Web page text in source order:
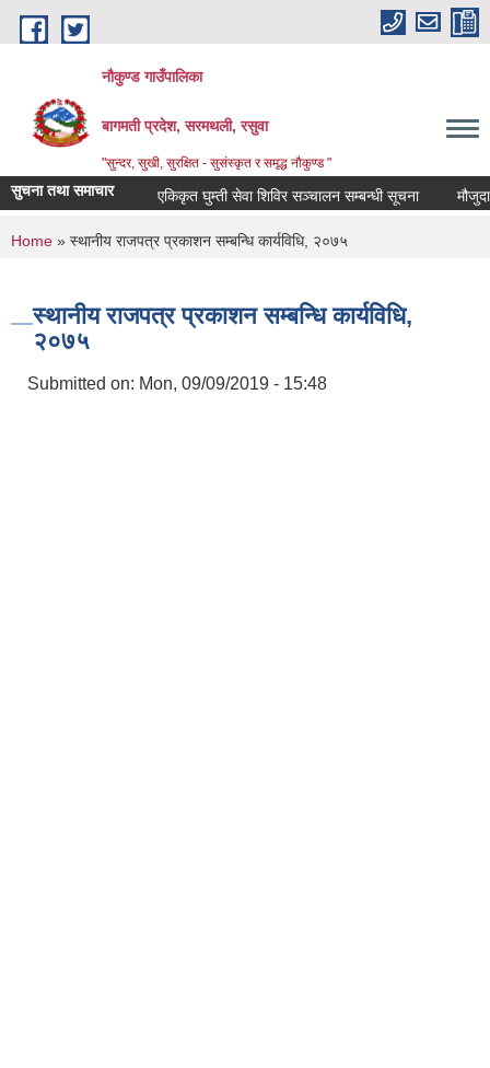
Skip to main content
नौकुण्ड गाउँपालिका
बागमती प्रदेश, सरमथली, रसुवा
"सुन्दर, सुखी, सुरक्षित - सुसंस्कृत र समृद्ध नौकुण्ड "
सुचना तथा समाचार एकिकृत घुम्ती सेवा शिविर सञ्‍चालन सम्बन्धी सूचना
You are here
Home » स्थानीय राजपत्र प्रकाशन सम्बन्धि कार्यविधि, २०७५
स्थानीय राजपत्र प्रकाशन सम्बन्धि कार्यविधि,
२०७५
Submitted on: Mon, 09/09/2019 - 15:48